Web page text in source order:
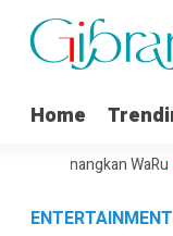
Home
WaRu
ENTERTAINMENT